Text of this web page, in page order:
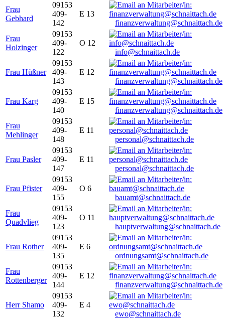
Frau
Gebhard
09153
409-
142
E 13
finanzverwaltung@schnaittach.de
Frau
Holzinger
09153
409-
122
O 12
info@schnaittach.de
Frau Hüßner
09153
409-
143
E 12
finanzverwaltung@schnaittach.de
Frau Karg
09153
409-
140
E 15
finanzverwaltung@schnaittach.de
Frau
Mehlinger
09153
409-
148
E 11
personal@schnaittach.de
Frau Pasler
09153
409-
147
E 11
personal@schnaittach.de
Frau Pfister
09153
409-
155
O 6
bauamt@schnaittach.de
Frau
Quadvlieg
09153
409-
123
O 11
hauptverwaltung@schnaittach.de
Frau Rother
09153
409-
135
E 6
ordnungsamt@schnaittach.de
Frau
Rottenberger
09153
409-
144
E 12
finanzverwaltung@schnaittach.de
Herr Shamo
09153
409-
132
E 4
ewo@schnaittach.de